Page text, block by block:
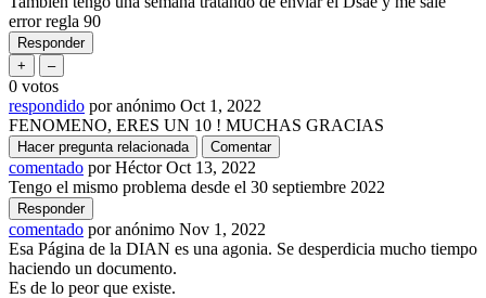
error regla 90
0 votos
respondido poranónimo Oct 1, 2022
FENOMENO, ERES UN 10 ! MUCHAS GRACIAS
comentado porHéctor Oct 13, 2022
Tengo el mismo problema desde el 30 septiembre 2022
comentado poranónimo Nov 1, 2022
Esa Página de la DIAN es una agonia. Se desperdicia mucho tiempo
haciendo un documento.
Es de lo peor que existe.